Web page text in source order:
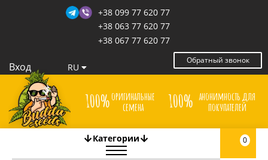
+38 099 77 620 77
+38 063 77 620 77
+38 067 77 620 77
Обратный звонок
Вход RU
100%оригинальные
семена
100% анонимность для
покупателей
Категории 0